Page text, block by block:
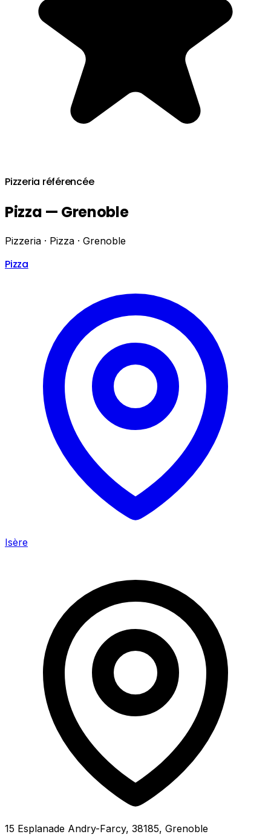
Pizzeria référencée
Pizza — Grenoble
Pizzeria · Pizza · Grenoble
Pizza
Isère
15 Esplanade Andry-Farcy, 38185, Grenoble